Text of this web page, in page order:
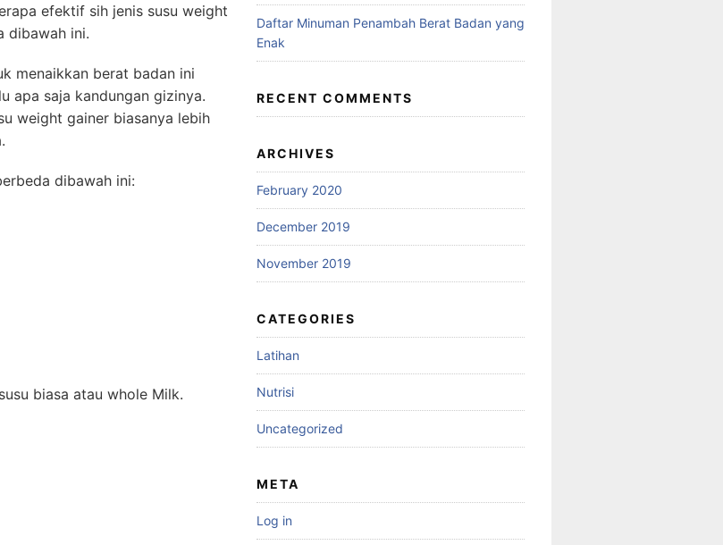
efektif sih jenis susu weight
dibawah ini.
menaikkan berat badan ini
apa saja kandungan gizinya.
weight gainer biasanya lebih
dibawah ini:
biasa atau whole Milk.
Daftar Minuman Penambah Berat Badan yang
Enak
RECENT COMMENTS
ARCHIVES
February 2020
December 2019
November 2019
CATEGORIES
Latihan
Nutrisi
Uncategorized
META
Log in